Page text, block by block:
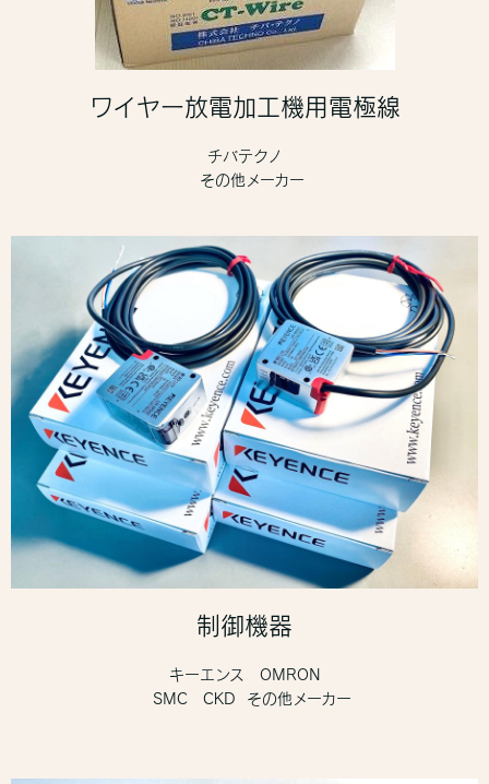
ワイヤー放電加工機用電極線
チバテクノ
その他メーカー
制御機器
キーエンス OMRON
SMC CKD その他メーカー